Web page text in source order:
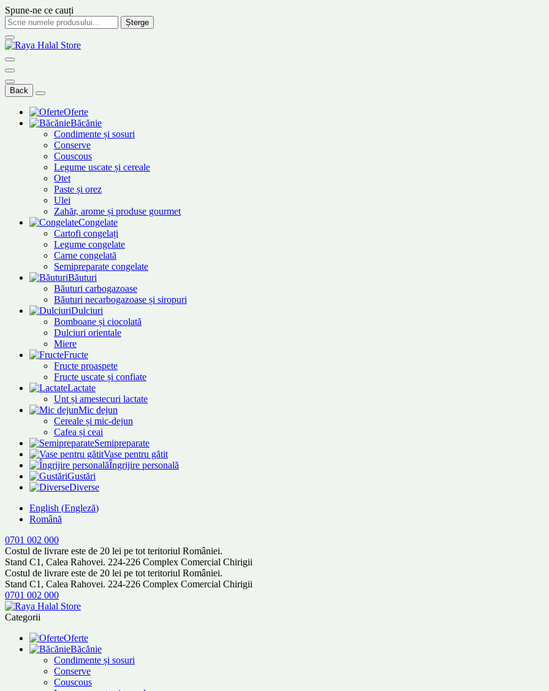
Spune-ne ce cauți
Șterge
Back
Oferte
Băcănie
Condimente și sosuri
Conserve
Couscous
Legume uscate și cereale
Otet
Paste și orez
Ulei
Zahăr, arome și produse gourmet
Congelate
Cartofi congelați
Legume congelate
Carne congelată
Semipreparate congelate
Băuturi
Băuturi carbogazoase
Băuturi necarbogazoase și siropuri
Dulciuri
Bomboane și ciocolată
Dulciuri orientale
Miere
Fructe
Fructe proaspete
Fructe uscate și confiate
Lactate
Unt și amestecuri lactate
Mic dejun
Cereale și mic-dejun
Cafea și ceai
Semipreparate
Vase pentru gătit
Îngrijire personală
Gustări
Diverse
English (Engleză)
Română
0701 002 000
Costul de livrare este de 20 lei pe tot teritoriul României.
Stand C1, Calea Rahovei. 224-226 Complex Comercial Chirigii
Costul de livrare este de 20 lei pe tot teritoriul României.
Stand C1, Calea Rahovei. 224-226 Complex Comercial Chirigii
0701 002 000
Categorii
Oferte
Băcănie
Condimente și sosuri
Conserve
Couscous